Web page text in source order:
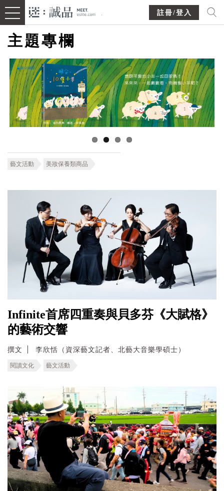
註冊/登入
主題專欄
藝文活動 美妝保養類商品
Infinite首席四重奏與貝多芬《大賦格》
的藝術交響
撰文 李欣恬（資深藝文記者、北藝大音樂學碩士）
閱讀文化 藝文活動